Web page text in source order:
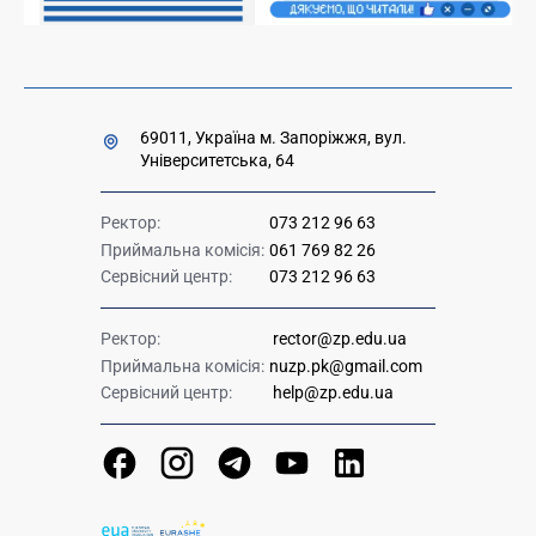
69011, Україна м. Запоріжжя, вул.
Університетська, 64
Ректор:
073 212 96 63
Приймальна комісія: 061 769 82 26
Сервісний центр:
073 212 96 63
Ректор:
rector@zp.edu.ua
Приймальна комісія: nuzp.pk@gmail.com
Сервісний центр:
help@zp.edu.ua